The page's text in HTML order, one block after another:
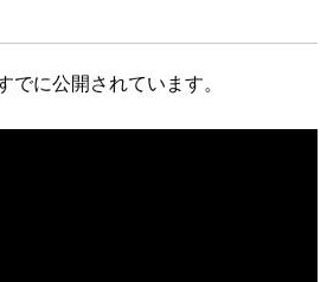
に公開されています。